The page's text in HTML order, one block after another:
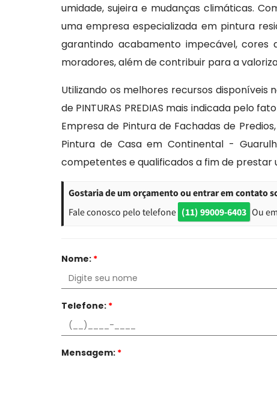
umidade, sujeira e mudanças climáticas.
uma empresa especializada em pintura
garantindo acabamento impecável,
moradores, além de contribuir para a
Utilizando os melhores recursos disponíveis
de PINTURAS PREDIAS mais indicada pelo
Empresa de Pintura de Fachadas de
Pintura de Casa em Continental -
competentes e qualificados a fim de prestar
Gostaria de um orçamento ou entrar em contato
Fale conosco pelo telefone (11) 99009-6403 Ou
Nome: *
Telefone: *
Mensagem: *